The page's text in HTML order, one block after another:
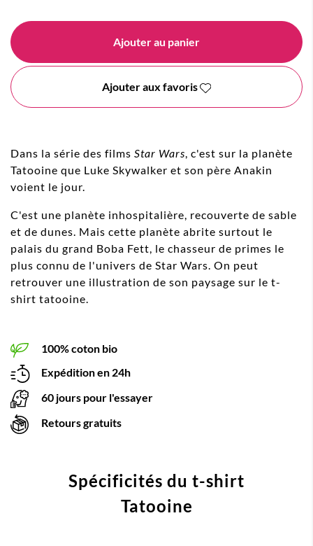
Ajouter au panier
Ajouter aux favoris
Dans la série des films Star Wars, c'est sur la planète
Tatooine que Luke Skywalker et son père Anakin
voient le jour.
C'est une planète inhospitalière, recouverte de sable
et de dunes. Mais cette planète abrite surtout le
palais du grand Boba Fett, le chasseur de primes le
plus connu de l'univers de Star Wars. On peut
retrouver une illustration de son paysage sur le t-
shirt tatooine.
100% coton bio
Expédition en 24h
60 jours pour l'essayer
Retours gratuits
Spécificités du t-shirt
Tatooine